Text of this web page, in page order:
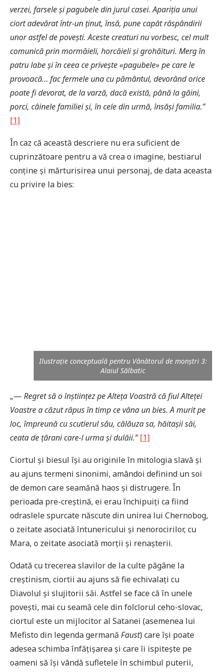
verzei, farsele și pagubele din jurul casei. Apariția unui
ciort adevărat într-un ținut, însă, pune capăt răspândirii
unor astfel de povești. Aceste creaturi nu vorbesc, cel mult
comunică prin mormăieli, horcăieli și grohăituri. Merg în
patru labe și în ceea ceprivește «pagubele» pe care le
provoacă… fac fermele una cu pământul, devorând orice
poate fi devorat, de la varză, dacă există, până la găini,
porci, câinele familiei și, în cele din urmă, însășifamilia.”
[1]
În caz că această descriere nu era suficient de
cuprinzătoare pentru a vă crea o imagine, bestiarul
conține și mărturisirea unui personaj, de data aceasta
cu privire la bies:
Ilustrație conceptuală pentru Vânătorul de monștri 3:
Alaiul Sălbatic
„— Regret să o înștiințez pe Alteța Voastră că fiul Alteței
Voastre a căzut răpus în timp ce vâna un bies. A murit pe
loc, împreună cu scutierul său, călăuza sa, hăitașii săi,
ceata de țăranicare-l urmași dulăii.” [1]
Ciortul și biesul își au originile în mitologia slavă și
au ajuns termeni sinonimi, amândoi definind un soi
de demon care seamănă haos și distrugere. În
perioada pre-creștină, ei erau închipuiți ca fiind
odraslele spurcate născute din unirea lui Chernobog,
o zeitate asociată întunericului și nenorocirilor, cu
Mara, o zeitate asociată morții și renașterii.
Odată cu trecerea slavilor de la culte păgâne la
creștinism, ciortii au ajuns să fie echivalați cu
Diavolul și slujitorii săi. Astfel se face că în unele
povești, mai cu seamă cele din folclorul ceho-slovac,
ciortul este un mijlocitor al Satanei (asemenea lui
Mefisto din legenda germană Faust) care își poate
adesea schimba înfățișarea și care îi ispitește pe
oameni să își vândă sufletele în schimbul puterii,